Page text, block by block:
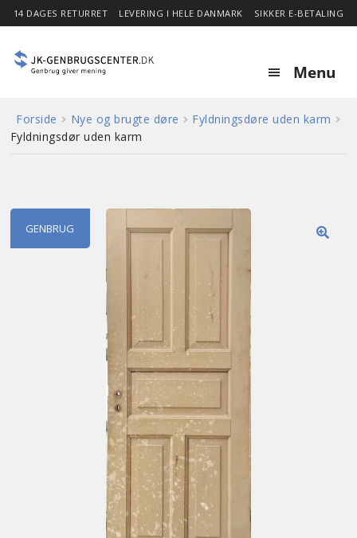
14 DAGES RETURRET LEVERING I HELE DANMARK SIKKER E-BETALING
Menu
Forside
Stor besparelse
Forside Nye og brugte døre
Fyldningsdøre uden karm
Fyldningsdør uden karm
GENBRUG